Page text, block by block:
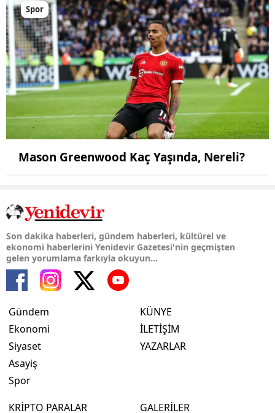
Spor
Mason Greenwood Kaç Yaşında, Nereli?
Son dakika haberleri, gündem haberleri, kültürel ve
ekonomi haberlerini Yenidevir Gazetesi'nin geçmişten
gelen yorumlama farkıyla okuyun...
Gündem
Ekonomi
Siyaset
Asayiş
Spor
KÜNYE
İLETİŞİM
YAZARLAR
KRİPTO PARALAR GALERİLER